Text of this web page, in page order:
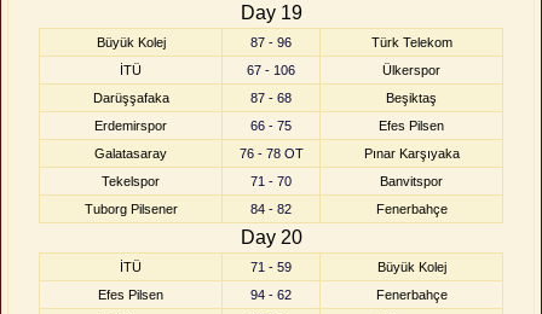
Day 19
Büyük Kolej 87 - 96
Türk Telekom
İTÜ
67 - 106
Ülkerspor
Darüşşafaka
87 - 68
Beşiktaş
Erdemirspor
66 - 75
Efes Pilsen
Galatasaray
76 - 78 OT
Pınar Karşıyaka
Tekelspor
71 - 70
Banvitspor
Tuborg Pilsener
84 - 82 Fenerbahçe
Day 20
İTÜ 71 - 59
Büyük Kolej
Efes Pilsen
94 - 62
Fenerbahçe